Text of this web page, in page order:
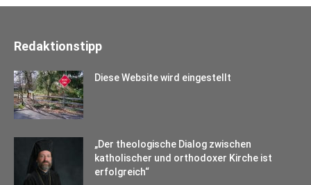
Redaktionstipp
Diese Website wird eingestellt
„Der theologische Dialog zwischen
katholischer und orthodoxer Kirche ist
erfolgreich“